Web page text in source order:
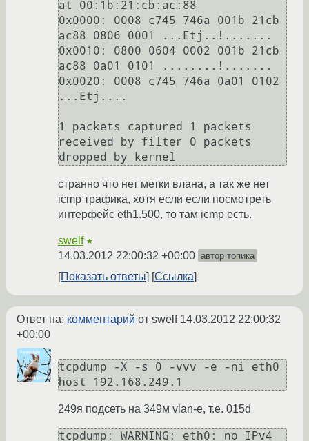
at 00:1b:21:cb:ac:88
0x0000: 0008 c745 746a 001b 21cb
ac88 0806 0001 ...Etj..!.......
0x0010: 0800 0604 0002 001b 21cb
ac88 0a01 0101 ........!.......
0x0020: 0008 c745 746a 0a01 0102
...Etj....
1 packets captured 1 packets
received by filter 0 packets
dropped by kernel
странно что нет метки влана, а так же нет
icmp трафика, хотя если если посмотреть
интерфейс eth1.500, то там icmp есть.
swelf ★
14.03.2012 22:00:32 +00:00 автор топика
Показать ответы Ссылка
Ответ на: комментарий от swelf 14.03.2012 22:00:32
+00:00
tcpdump -X -s 0 -vvv -e -ni eth0
host 192.168.249.1
249я подсеть на 349м vlan-е, т.е. 015d
tcpdump: WARNING: eth0: no IPv4